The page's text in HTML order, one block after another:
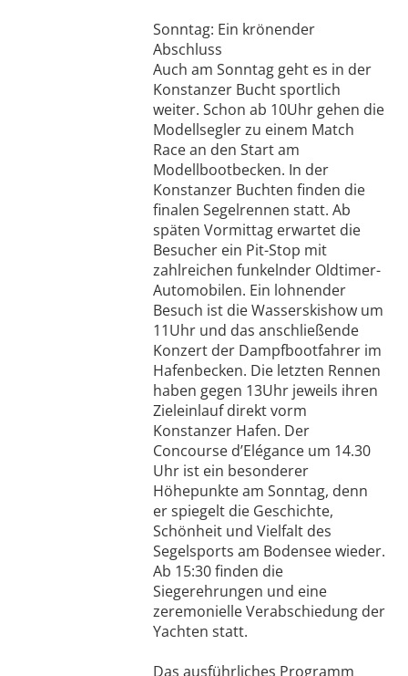
Sonntag: Ein krönender
Abschluss
Auch am Sonntag geht es in der
Konstanzer Bucht sportlich
weiter. Schon ab 10Uhr gehen die
Modellsegler zu einem Match
Race an den Start am
Modellbootbecken. In der
Konstanzer Buchten finden die
finalen Segelrennen statt. Ab
späten Vormittag erwartet die
Besucher ein Pit-Stop mit
zahlreichen funkelnder Oldtimer-
Automobilen. Ein lohnender
Besuch ist die Wasserskishow um
11Uhr und das anschließende
Konzert der Dampfbootfahrer im
Hafenbecken. Die letzten Rennen
haben gegen 13Uhr jeweils ihren
Zieleinlauf direkt vorm
Konstanzer Hafen. Der
Concourse d’Elégance um 14.30
Uhr ist ein besonderer
Höhepunkte am Sonntag, denn
er spiegelt die Geschichte,
Schönheit und Vielfalt des
Segelsports am Bodensee wieder.
Ab 15:30 finden die
Siegerehrungen und eine
zeremonielle Verabschiedung der
Yachten statt.
Das ausführliches Programm